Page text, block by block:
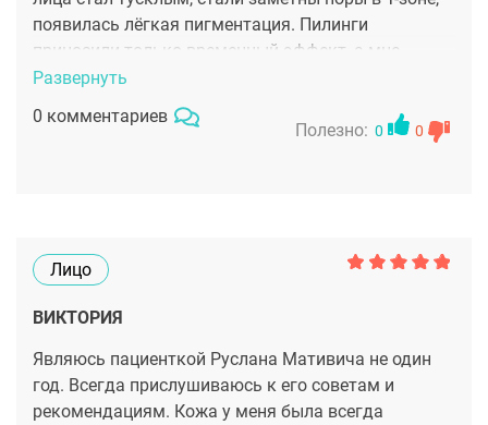
появилась лёгкая пигментация. Пилинги
приносили только временный эффект, а мне
хотелось зафиксировать результат надолго.
Доктор посоветовал сделать шлифовку на лазере
СО2. Конечно процедура не самая приятная, но
Развернуть
0 комментариев
Полезно: 0 0
Лицо
ВИКТОРИЯ
Являюсь пациенткой Руслана Мативича не один
год. Всегда прислушиваюсь к его советам и
рекомендациям. Кожа у меня была всегда